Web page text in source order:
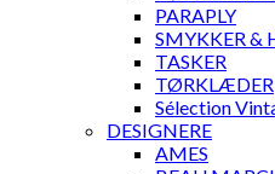
PARAPLY
SMYKKER &
TASKER
TØRKLÆDER
Sélection
DESIGNERE
AMES